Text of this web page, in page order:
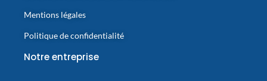
Mentions légales
Politique de confidentialité
Notre entreprise